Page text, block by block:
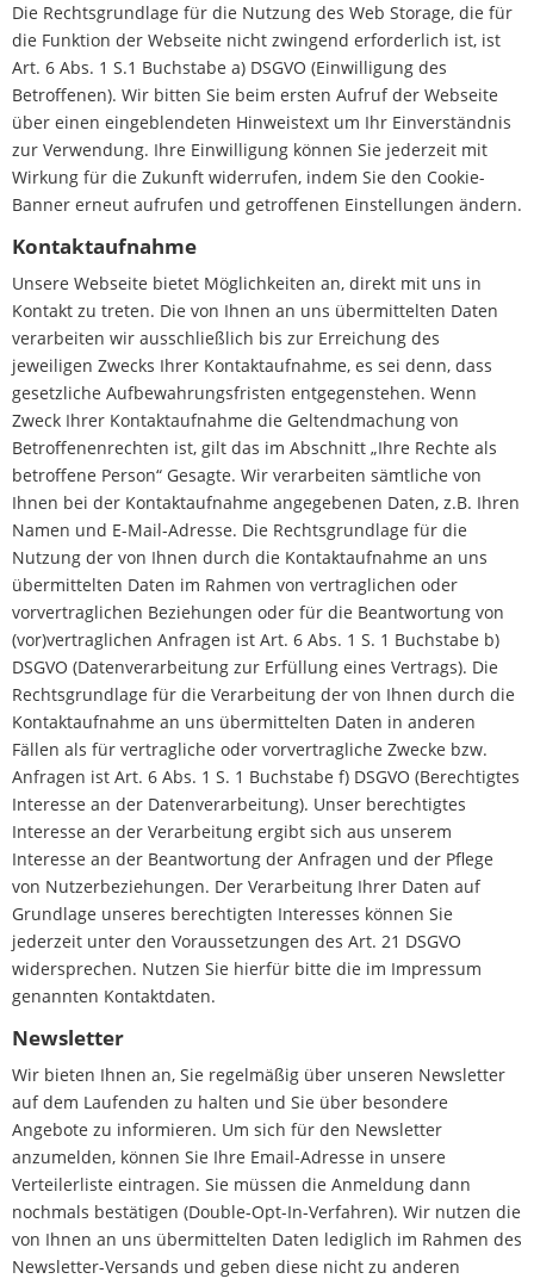
Die Rechtsgrundlage für die Nutzung des Web Storage, die für
die Funktion der Webseite nicht zwingend erforderlich ist, ist
Art. 6 Abs. 1 S.1 Buchstabe a) DSGVO (Einwilligung des
Betroffenen). Wir bitten Sie beim ersten Aufruf der Webseite
über einen eingeblendeten Hinweistext um Ihr Einverständnis
zur Verwendung. Ihre Einwilligung können Sie jederzeit mit
Wirkung für die Zukunft widerrufen, indem Sie den Cookie-
Banner erneut aufrufen und getroffenen Einstellungen ändern.
Kontaktaufnahme
Unsere Webseite bietet Möglichkeiten an, direkt mit uns in
Kontakt zu treten. Die von Ihnen an uns übermittelten Daten
verarbeiten wir ausschließlich bis zur Erreichung des
jeweiligen Zwecks Ihrer Kontaktaufnahme, es sei denn, dass
gesetzliche Aufbewahrungsfristen entgegenstehen. Wenn
Zweck Ihrer Kontaktaufnahme die Geltendmachung von
Betroffenenrechten ist, gilt das im Abschnitt „Ihre Rechte als
betroffene Person“ Gesagte. Wir verarbeiten sämtliche von
Ihnen bei der Kontaktaufnahme angegebenen Daten, z.B. Ihren
Namen und E-Mail-Adresse. Die Rechtsgrundlage für die
Nutzung der von Ihnen durch die Kontaktaufnahme an uns
übermittelten Daten im Rahmen von vertraglichen oder
vorvertraglichen Beziehungen oder für die Beantwortung von
(vor)vertraglichen Anfragen ist Art. 6 Abs. 1 S. 1 Buchstabe b)
DSGVO (Datenverarbeitung zur Erfüllung eines Vertrags). Die
Rechtsgrundlage für die Verarbeitung der von Ihnen durch die
Kontaktaufnahme an uns übermittelten Daten in anderen
Fällen als für vertragliche oder vorvertragliche Zwecke bzw.
Anfragen ist Art. 6 Abs. 1 S. 1 Buchstabe f) DSGVO (Berechtigtes
Interesse an der Datenverarbeitung). Unser berechtigtes
Interesse an der Verarbeitung ergibt sich aus unserem
Interesse an der Beantwortung der Anfragen und der Pflege
von Nutzerbeziehungen. Der Verarbeitung Ihrer Daten auf
Grundlage unseres berechtigten Interesses können Sie
jederzeit unter den Voraussetzungen des Art. 21 DSGVO
widersprechen. Nutzen Sie hierfür bitte die im Impressum
genannten Kontaktdaten.
Newsletter
Wir bieten Ihnen an, Sie regelmäßig über unseren Newsletter
auf dem Laufenden zu halten und Sie über besondere
Angebote zu informieren. Um sich für den Newsletter
anzumelden, können Sie Ihre Email-Adresse in unsere
Verteilerliste eintragen. Sie müssen die Anmeldung dann
nochmals bestätigen (Double-Opt-In-Verfahren). Wir nutzen die
von Ihnen an uns übermittelten Daten lediglich im Rahmen des
Newsletter-Versands und geben diese nicht zu anderen